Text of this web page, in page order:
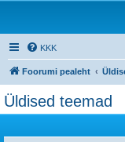
KKK
Foorumi pealeht
Üldised teemad